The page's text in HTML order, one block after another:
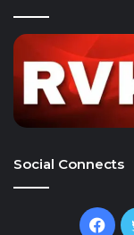
Social Connects